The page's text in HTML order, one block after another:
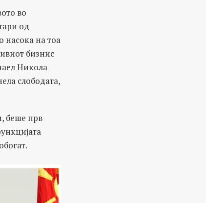
во
од
насока на тоа
бизнис
Никола
слободата,
беше прв